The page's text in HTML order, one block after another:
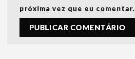
próxima vez que eu comentar.